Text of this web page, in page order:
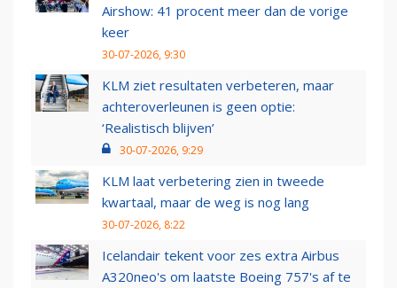
Airshow: 41 procent meer dan de vorige
keer
30-07-2026, 9:30
KLM ziet resultaten verbeteren, maar
achteroverleunen is geen optie:
‘Realistisch blijven’
30-07-2026, 9:29
KLM laat verbetering zien in tweede
kwartaal, maar de weg is nog lang
30-07-2026, 8:22
Icelandair tekent voor zes extra Airbus
A320neo's om laatste Boeing 757's af te